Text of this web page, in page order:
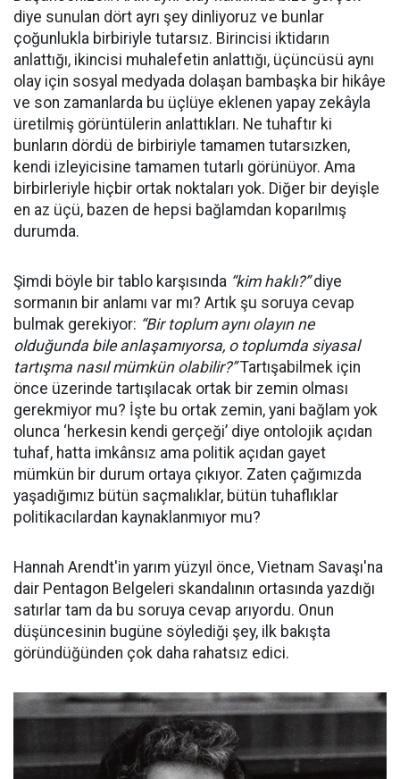
diye sunulan dört ayrı şey dinliyoruz ve bunlar
çoğunlukla birbiriyle tutarsız. Birincisi iktidarın
anlattığı, ikincisi muhalefetin anlattığı, üçüncüsü aynı
olay için sosyal medyada dolaşan bambaşka bir hikâye
ve son zamanlarda bu üçlüye eklenen yapay zekâyla
üretilmiş görüntülerin anlattıkları. Ne tuhaftır ki
bunların dördü de birbiriyle tamamen tutarsızken,
kendi izleyicisine tamamen tutarlı görünüyor. Ama
birbirleriyle hiçbir ortak noktaları yok. Diğer bir deyişle
en az üçü, bazen de hepsi bağlamdan koparılmış
durumda.
Şimdi böyle bir tablo karşısında “kim haklı?”diye
sormanın bir anlamı var mı? Artık şu soruya cevap
bulmak gerekiyor: “Bir toplum aynı olayın ne
olduğunda bile anlaşamıyorsa, o toplumda siyasal
tartışma nasıl mümkün olabilir?”Tartışabilmek için
önce üzerinde tartışılacak ortak bir zemin olması
gerekmiyor mu? İşte bu ortak zemin, yani bağlam yok
olunca ‘herkesin kendi gerçeği’ diye ontolojik açıdan
tuhaf, hatta imkânsız ama politik açıdan gayet
mümkün bir durum ortaya çıkıyor. Zaten çağımızda
yaşadığımız bütün saçmalıklar, bütün tuhaflıklar
politikacılardan kaynaklanmıyor mu?
Hannah Arendt'in yarım yüzyıl önce, Vietnam Savaşı'na
dair Pentagon Belgeleri skandalının ortasında yazdığı
satırlar tam da bu soruya cevap arıyordu. Onun
düşüncesinin bugüne söylediği şey, ilk bakışta
göründüğünden çok daha rahatsız edici.